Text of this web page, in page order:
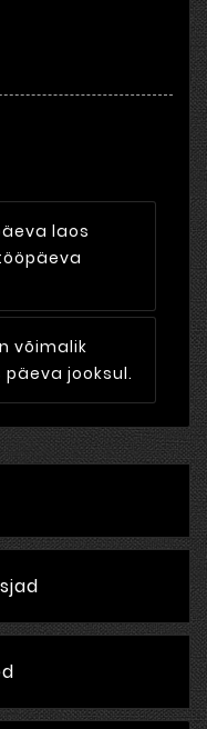
laos
võimalik
jooksul.